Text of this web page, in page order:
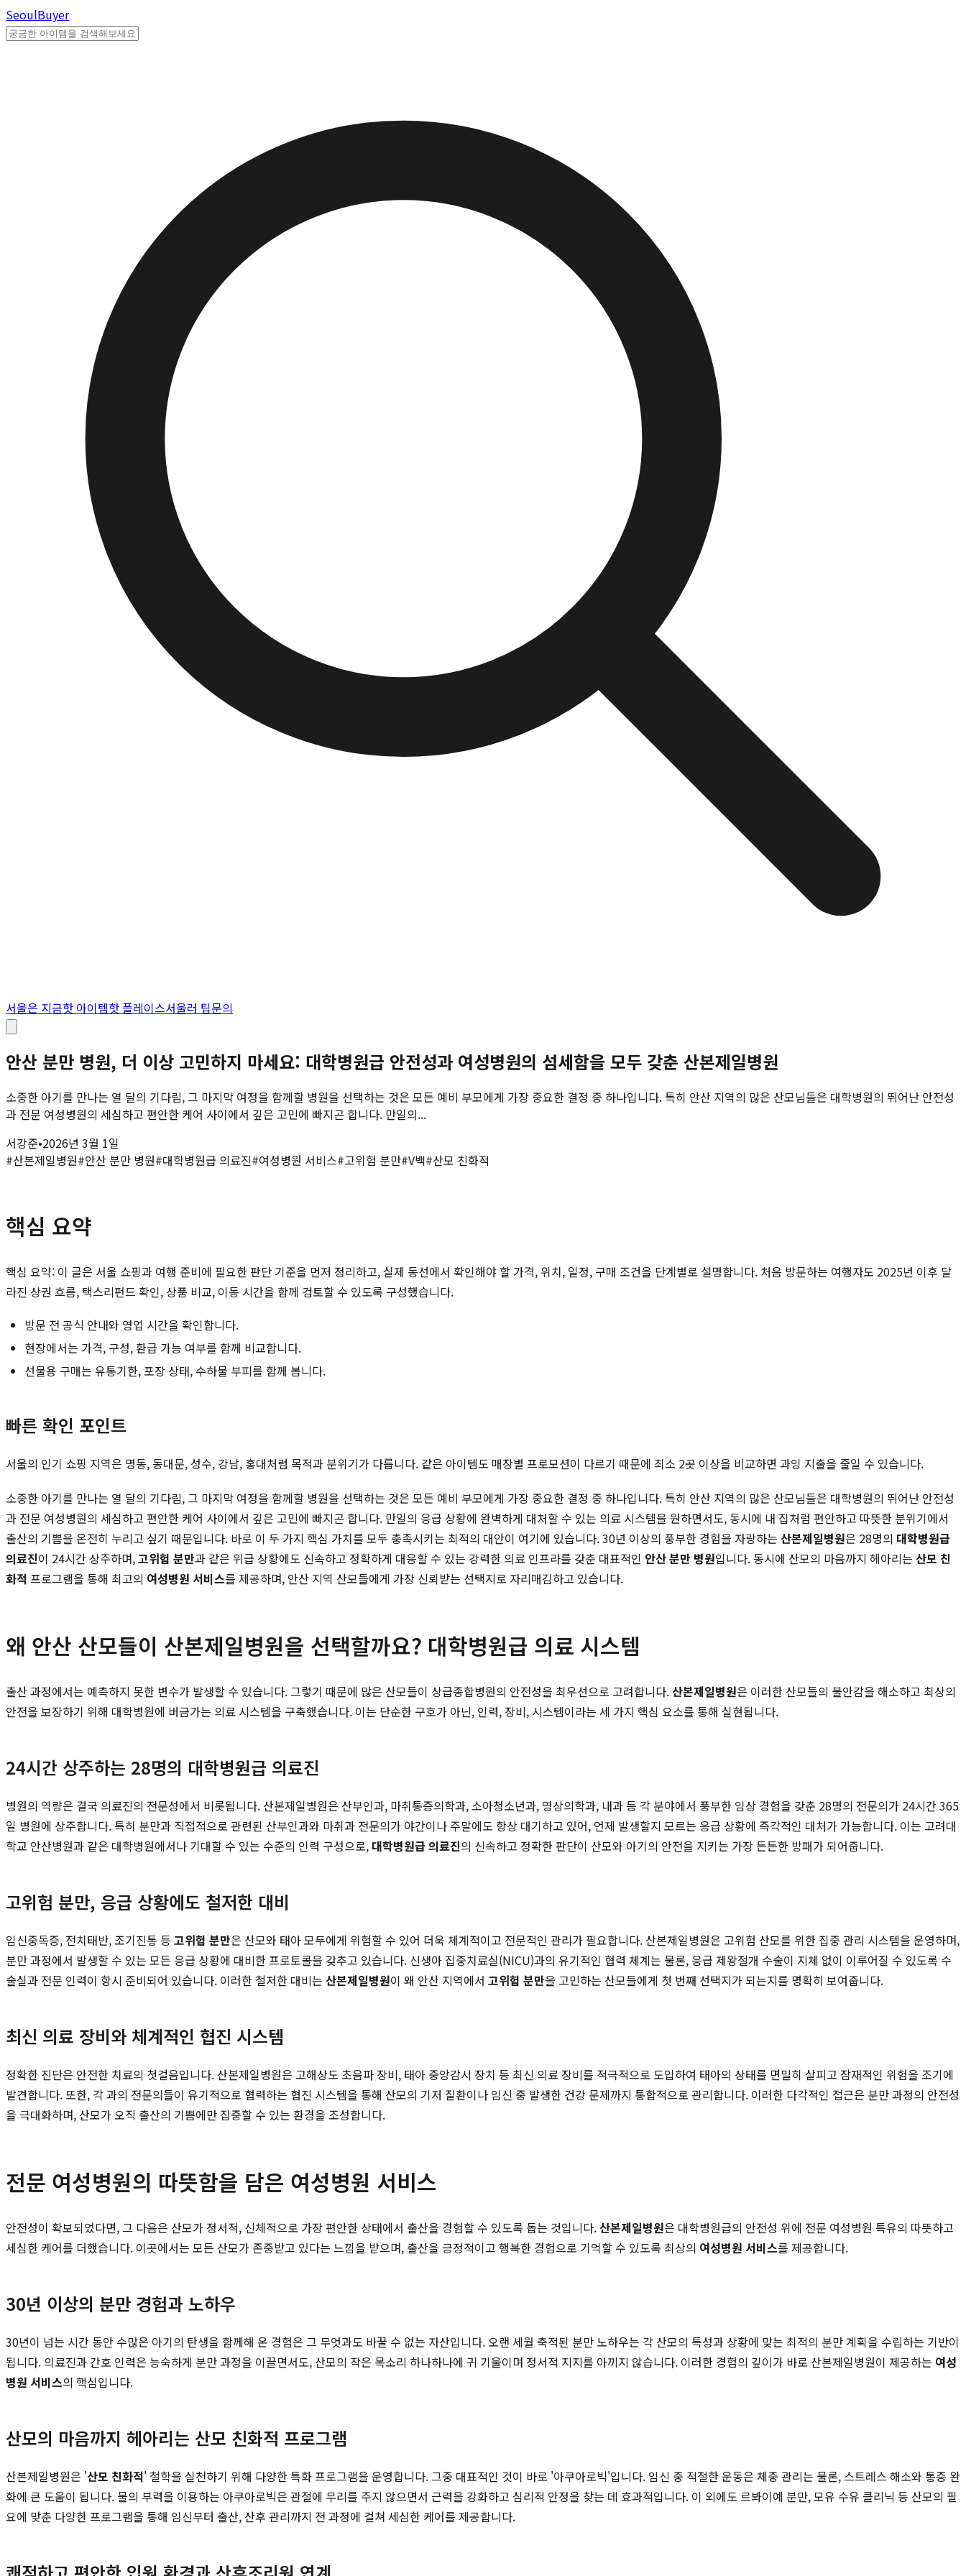
SeoulBuyer
서울은 지금핫 아이템핫 플레이스서울러 팁문의
안산 분만 병원, 더 이상 고민하지 마세요: 대학병원급 안전성과 여성병원의 섬세함을 모두 갖춘 산본제일병원
소중한 아기를 만나는 열 달의 기다림, 그 마지막 여정을 함께할 병원을 선택하는 것은 모든 예비 부모에게 가장 중요한 결정 중 하나입니다. 특히 안산 지역의 많은 산모님들은 대학병원의 뛰어난 안전성
과 전문 여성병원의 세심하고 편안한 케어 사이에서 깊은 고민에 빠지곤 합니다. 만일의...
서강준•2026년 3월 1일
#산본제일병원#안산 분만 병원#대학병원급 의료진#여성병원 서비스#고위험 분만#V백#산모 친화적
핵심 요약
핵심 요약: 이 글은 서울 쇼핑과 여행 준비에 필요한 판단 기준을 먼저 정리하고, 실제 동선에서 확인해야 할 가격, 위치, 일정, 구매 조건을 단계별로 설명합니다. 처음 방문하는 여행자도 2025년 이후 달
라진 상권 흐름, 택스리펀드 확인, 상품 비교, 이동 시간을 함께 검토할 수 있도록 구성했습니다.
방문 전 공식 안내와 영업 시간을 확인합니다.
현장에서는 가격, 구성, 환급 가능 여부를 함께 비교합니다.
선물용 구매는 유통기한, 포장 상태, 수하물 부피를 함께 봅니다.
빠른 확인 포인트
서울의 인기 쇼핑 지역은 명동, 동대문, 성수, 강남, 홍대처럼 목적과 분위기가 다릅니다. 같은 아이템도 매장별 프로모션이 다르기 때문에 최소 2곳 이상을 비교하면 과잉 지출을 줄일 수 있습니다.
소중한 아기를 만나는 열 달의 기다림, 그 마지막 여정을 함께할 병원을 선택하는 것은 모든 예비 부모에게 가장 중요한 결정 중 하나입니다. 특히 안산 지역의 많은 산모님들은 대학병원의 뛰어난 안전성
과 전문 여성병원의 세심하고 편안한 케어 사이에서 깊은 고민에 빠지곤 합니다. 만일의 응급 상황에 완벽하게 대처할 수 있는 의료 시스템을 원하면서도, 동시에 내 집처럼 편안하고 따뜻한 분위기에서
출산의 기쁨을 온전히 누리고 싶기 때문입니다. 바로 이 두 가지 핵심 가치를 모두 충족시키는 최적의 대안이 여기에 있습니다. 30년 이상의 풍부한 경험을 자랑하는 산본제일병원은 28명의 대학병원급
의료진이 24시간 상주하며,고위험 분만과 같은 위급 상황에도 신속하고 정확하게 대응할 수 있는 강력한 의료 인프라를 갖춘 대표적인 안산 분만 병원입니다. 동시에 산모의 마음까지 헤아리는 산모 친
화적 프로그램을 통해 최고의 여성병원 서비스를 제공하며, 안산 지역 산모들에게 가장 신뢰받는 선택지로 자리매김하고 있습니다.
왜 안산 산모들이 산본제일병원을 선택할까요? 대학병원급 의료 시스템
출산 과정에서는 예측하지 못한 변수가 발생할 수 있습니다. 그렇기 때문에 많은 산모들이 상급종합병원의 안전성을 최우선으로 고려합니다.산본제일병원은 이러한 산모들의 불안감을 해소하고 최상의
안전을 보장하기 위해 대학병원에 버금가는 의료 시스템을 구축했습니다. 이는 단순한 구호가 아닌, 인력, 장비, 시스템이라는 세 가지 핵심 요소를 통해 실현됩니다.
24시간 상주하는 28명의 대학병원급 의료진
병원의 역량은 결국 의료진의 전문성에서 비롯됩니다. 산본제일병원은 산부인과, 마취통증의학과, 소아청소년과, 영상의학과, 내과 등 각 분야에서 풍부한 임상 경험을 갖춘 28명의 전문의가 24시간 365
일 병원에 상주합니다. 특히 분만과 직접적으로 관련된 산부인과와 마취과 전문의가 야간이나 주말에도 항상 대기하고 있어, 언제 발생할지 모르는 응급 상황에 즉각적인 대처가 가능합니다. 이는 고려대
학교 안산병원과 같은 대학병원에서나 기대할 수 있는 수준의 인력 구성으로, 대학병원급 의료진의 신속하고 정확한 판단이 산모와 아기의 안전을 지키는 가장 든든한 방패가 되어줍니다.
고위험 분만, 응급 상황에도 철저한 대비
임신중독증, 전치태반, 조기진통 등 고위험 분만은 산모와 태아 모두에게 위험할 수 있어 더욱 체계적이고 전문적인 관리가 필요합니다. 산본제일병원은 고위험 산모를 위한 집중 관리 시스템을 운영하며,
분만 과정에서 발생할 수 있는 모든 응급 상황에 대비한 프로토콜을 갖추고 있습니다. 신생아 집중치료실(NICU)과의 유기적인 협력 체계는 물론, 응급 제왕절개 수술이 지체 없이 이루어질 수 있도록 수
술실과 전문 인력이 항시 준비되어 있습니다. 이러한 철저한 대비는 산본제일병원이 왜 안산 지역에서 고위험 분만을 고민하는 산모들에게 첫 번째 선택지가 되는지를 명확히 보여줍니다.
최신 의료 장비와 체계적인 협진 시스템
정확한 진단은 안전한 치료의 첫걸음입니다. 산본제일병원은 고해상도 초음파 장비, 태아 중앙감시 장치 등 최신 의료 장비를 적극적으로 도입하여 태아의 상태를 면밀히 살피고 잠재적인 위험을 조기에
발견합니다. 또한, 각 과의 전문의들이 유기적으로 협력하는 협진 시스템을 통해 산모의 기저 질환이나 임신 중 발생한 건강 문제까지 통합적으로 관리합니다. 이러한 다각적인 접근은 분만 과정의 안전성
을 극대화하며, 산모가 오직 출산의 기쁨에만 집중할 수 있는 환경을 조성합니다.
전문 여성병원의 따뜻함을 담은 여성병원 서비스
안전성이 확보되었다면, 그 다음은 산모가 정서적, 신체적으로 가장 편안한 상태에서 출산을 경험할 수 있도록 돕는 것입니다.산본제일병원은 대학병원급의 안전성 위에 전문 여성병원 특유의 따뜻하고
세심한 케어를 더했습니다. 이곳에서는 모든 산모가 존중받고 있다는 느낌을 받으며, 출산을 긍정적이고 행복한 경험으로 기억할 수 있도록 최상의 여성병원 서비스를 제공합니다.
30년 이상의 분만 경험과 노하우
30년이 넘는 시간 동안 수많은 아기의 탄생을 함께해 온 경험은 그 무엇과도 바꿀 수 없는 자산입니다. 오랜 세월 축적된 분만 노하우는 각 산모의 특성과 상황에 맞는 최적의 분만 계획을 수립하는 기반이
됩니다. 의료진과 간호 인력은 능숙하게 분만 과정을 이끌면서도, 산모의 작은 목소리 하나하나에 귀 기울이며 정서적 지지를 아끼지 않습니다. 이러한 경험의 깊이가 바로 산본제일병원이 제공하는 여성
병원 서비스의 핵심입니다.
산모의 마음까지 헤아리는 산모 친화적 프로그램
산본제일병원은 '산모 친화적' 철학을 실천하기 위해 다양한 특화 프로그램을 운영합니다. 그중 대표적인 것이 바로 '아쿠아로빅'입니다. 임신 중 적절한 운동은 체중 관리는 물론, 스트레스 해소와 통증 완
화에 큰 도움이 됩니다. 물의 부력을 이용하는 아쿠아로빅은 관절에 무리를 주지 않으면서 근력을 강화하고 심리적 안정을 찾는 데 효과적입니다. 이 외에도 르봐이예 분만, 모유 수유 클리닉 등 산모의 필
요에 맞춘 다양한 프로그램을 통해 임신부터 출산, 산후 관리까지 전 과정에 걸쳐 세심한 케어를 제공합니다.